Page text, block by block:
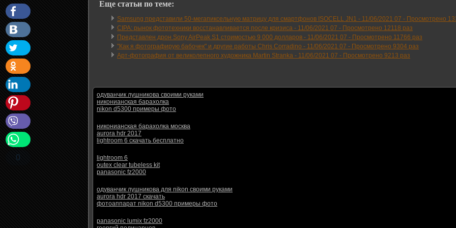
0
Еще статьи по теме:
Samsung представили 50-мегапиксельную матрицу для смартфонов ISOCELL JN1 - 11/06/2021 07 - Просмотрено
CIPA: рынок фототехники восстанавливается после кризиса - 11/06/2021 07 - Просмотрено 12118 раз
Представлен дрон Sony AirPeak S1 стоимостью 9 000 долларов - 11/06/2021 07 - Просмотрено 11766 раз
"Как я фотографирую бабочек" и другие работы Chris Corradino - 11/06/2021 07 - Просмотрено 9304 раз
Арт-фотография от великолепного художника Martin Stranka - 11/06/2021 07 - Просмотрено 9213 раз
одуванчик лушникова своими руками
никонианская барахолка
nikon d5300 примеры фото
никонианская барахолка москва
aurora hdr 2017
lightroom 6 скачать бесплатно
lightroom 6
outex clear tubeless kit
panasonic fz2000
одуванчик лушникова для nikon своими руками
aurora hdr 2017 скачать
фотоаппарат nikon d5300 примеры фото
panasonic lumix fz2000